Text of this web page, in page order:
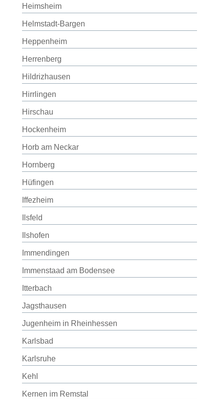
Heimsheim
Helmstadt-Bargen
Heppenheim
Herrenberg
Hildrizhausen
Hirrlingen
Hirschau
Hockenheim
Horb am Neckar
Hornberg
Hüfingen
Iffezheim
Ilsfeld
Ilshofen
Immendingen
Immenstaad am Bodensee
Itterbach
Jagsthausen
Jugenheim in Rheinhessen
Karlsbad
Karlsruhe
Kehl
Kernen im Remstal